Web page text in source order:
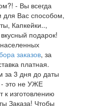
- Вы всегда
для Вас способом,
Капкейки..,
подарок!
заказов, за
платная.
за 3 дня до даты
- это не УЖЕ
к изготовлению
Заказа! Чтобы